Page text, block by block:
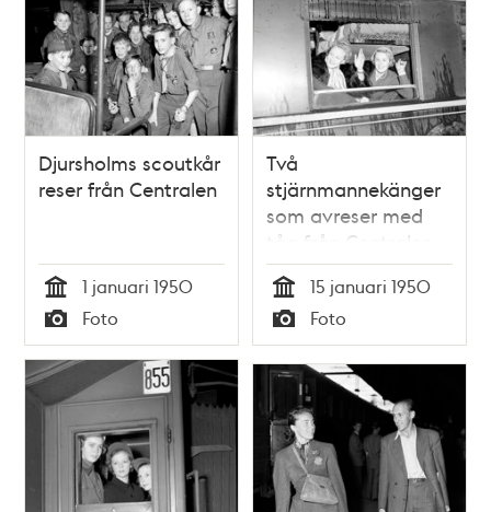
Djursholms scoutkår
reser från Centralen
Tid
1 januari 1950
Typ
Foto
Två
stjärnmannekänger
som avreser med
tåg från Centralen
Tid
15 januari 1950
Typ
Foto